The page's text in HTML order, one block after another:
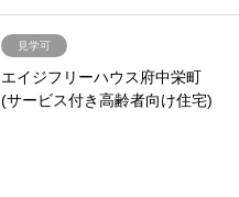
見学可
エイジフリーハウス府中栄町
(サービス付き高齢者向け住宅)